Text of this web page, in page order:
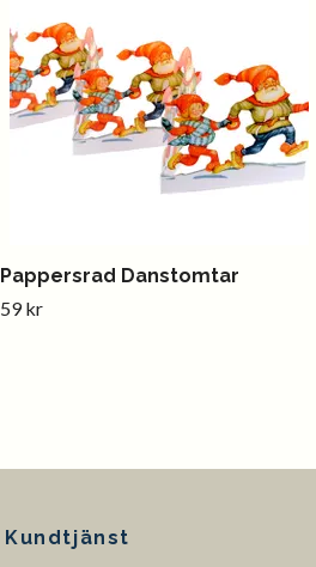
Pappersrad Danstomtar
59 kr
Kundtjänst